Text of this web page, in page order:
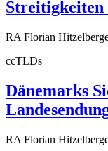
RA Florian
ccTLDs
Dänemarks
RA Florian